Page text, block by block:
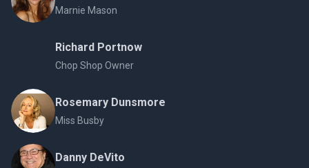
Marnie Mason
Richard Portnow
Chop Shop Owner
Rosemary Dunsmore
Miss Busby
Danny DeVito